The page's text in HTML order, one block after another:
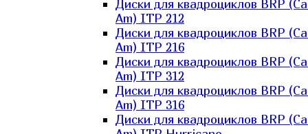
Диски для квадроциклов BRP
Am) ITP 212
Диски для квадроциклов BRP
Am) ITP 216
Диски для квадроциклов BRP
Am) ITP 312
Диски для квадроциклов BRP
Am) ITP 316
Диски для квадроциклов BRP